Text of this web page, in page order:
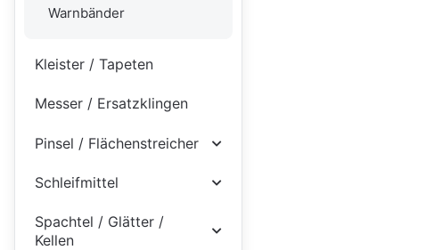
Warnbänder
Kleister / Tapeten
Messer / Ersatzklingen
Pinsel / Flächenstreicher
Schleifmittel
Spachtel / Glätter /
Kellen